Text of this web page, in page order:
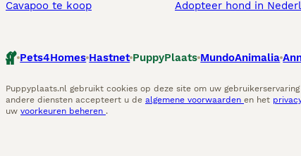
Cavapoo te koop
Adopteer hond in
Pets4Homes Hastnet PuppyPlaats MundoAnimalia
Puppyplaats.nl gebruikt cookies op deze site om uw
andere diensten accepteert u de algemene voorwaarden en het
uw voorkeuren beheren .